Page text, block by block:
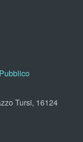
Tursi, 16124